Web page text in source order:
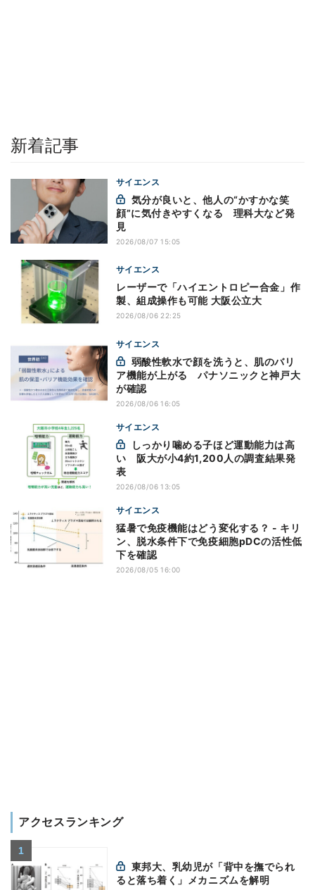
新着記事
サイエンス
顔”に気付きやすくなる 理科大など発
見
2026/08/07 15:05
サイエンス
レーザーで「ハイエントロピー合金」作
製、組成操作も可能 大阪公立大
2026/08/06 22:25
サイエンス
ア機能が上がる パナソニックと神戸大
が確認
2026/08/06 16:05
サイエンス
い 阪大が小4約1,200人の調査結果発
表
2026/08/06 13:05
サイエンス
猛暑で免疫機能はどう変化する？ - キリ
ン、脱水条件下で免疫細胞pDCの活性低
下を確認
2026/08/05 16:00
アクセスランキング
ると落ち着く」メカニズムを解明